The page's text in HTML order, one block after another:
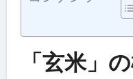
「玄米」